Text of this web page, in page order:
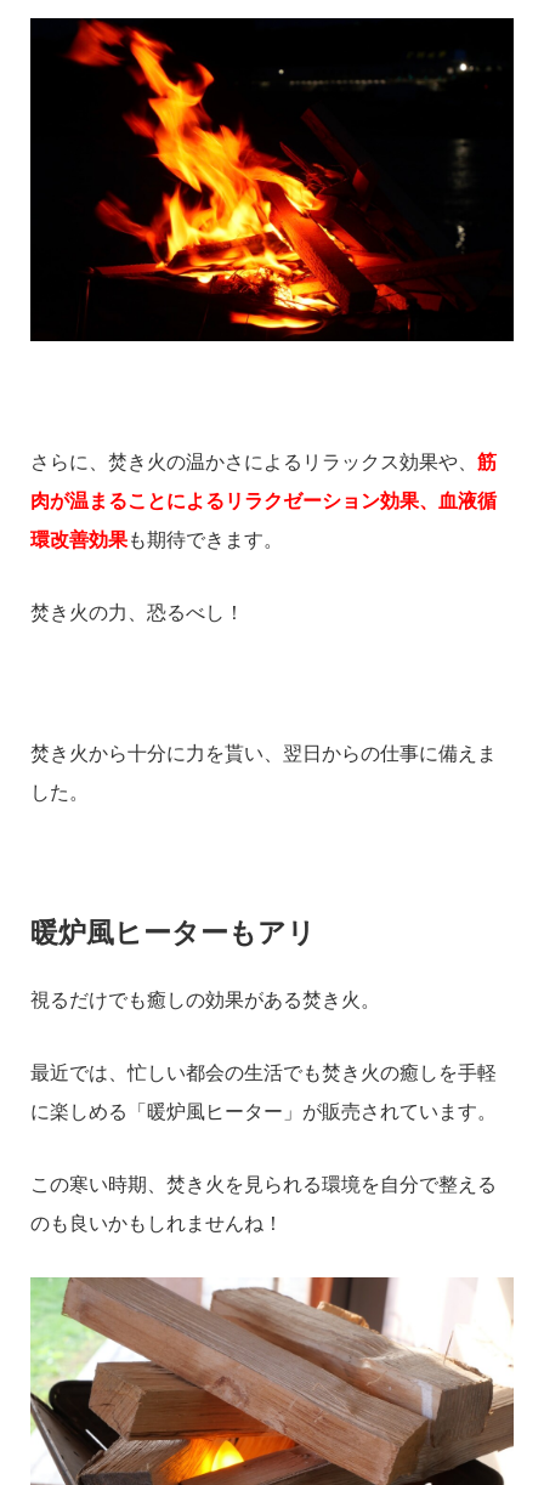
さらに、焚き火の温かさによるリラックス効果や、 筋
肉が温まることによるリラクゼーション効果、血液循
環改善効果も期待できます。
焚き火の力、恐るべし！
焚き火から十分に力を貰い、翌日からの仕事に備えま
した。
暖炉風ヒーターもアリ
視るだけでも癒しの効果がある焚き火。
最近では、忙しい都会の生活でも焚き火の癒しを手軽
に楽しめる「暖炉風ヒーター」が販売されています。
この寒い時期、焚き火を見られる環境を自分で整える
のも良いかもしれませんね！